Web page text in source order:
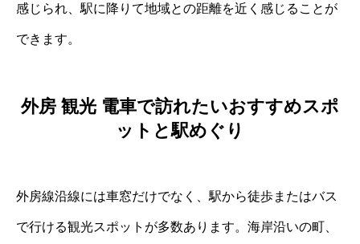
感じられ、駅に降りて地域との距離を近く感じることが
できます。
外房 観光 電車で訪れたいおすすめスポ
ットと駅めぐり
外房線沿線には車窓だけでなく、駅から徒歩またはバス
で行ける観光スポットが多数あります。海岸沿いの町、